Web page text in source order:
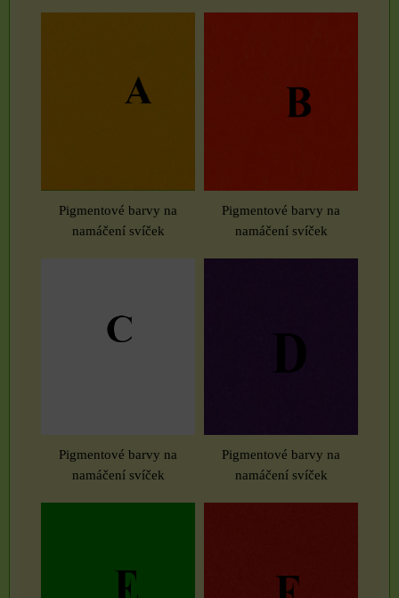
Pigmentové barvy na
namáčení svíček
Pigmentové barvy na
namáčení svíček
Pigmentové barvy na
namáčení svíček
Pigmentové barvy na
namáčení svíček